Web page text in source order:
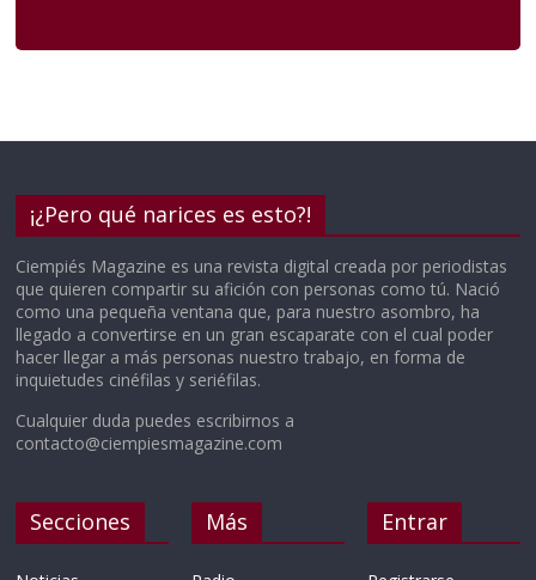
¡¿Pero qué narices es esto?!
Ciempiés Magazine es una revista digital creada por periodistas
que quieren compartir su afición con personas como tú. Nació
como una pequeña ventana que, para nuestro asombro, ha
llegado a convertirse en un gran escaparate con el cual poder
hacer llegar a más personas nuestro trabajo, en forma de
inquietudes cinéfilas y seriéfilas.
Cualquier duda puedes escribirnos a
contacto@ciempiesmagazine.com
Secciones Más Entrar